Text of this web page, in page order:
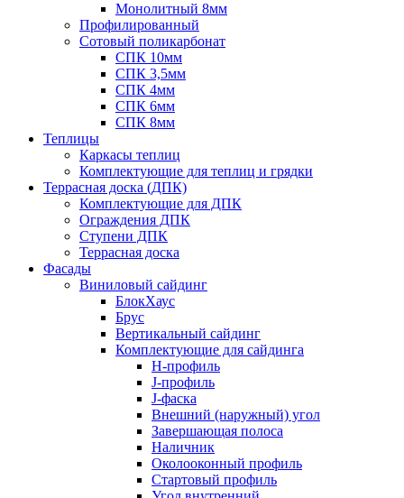
Монолитный 8мм
Профилированный
Сотовый поликарбонат
СПК 10мм
СПК 3,5мм
СПК 4мм
СПК 6мм
СПК 8мм
Теплицы
Каркасы теплиц
Комплектующие для теплиц и грядки
Террасная доска (ДПК)
Комплектующие для ДПК
Ограждения ДПК
Ступени ДПК
Террасная доска
Фасады
Виниловый сайдинг
БлокХаус
Брус
Вертикальный сайдинг
Комплектующие для сайдинга
H-профиль
J-профиль
J-фаска
Внешний (наружный) угол
Завершающая полоса
Наличник
Околооконный профиль
Стартовый профиль